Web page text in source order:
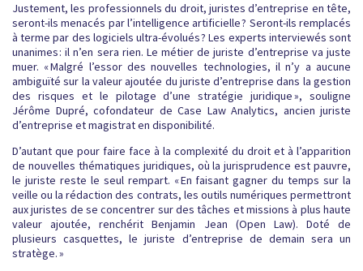
Justement, les professionnels du droit, juristes d’entreprise en tête,
seront-ils menacés par l’intelligence artificielle ? Seront-ils remplacés
à terme par des logiciels ultra-évolués ? Les experts interviewés sont
unanimes : il n’en sera rien. Le métier de juriste d’entreprise va juste
muer. « Malgré l’essor des nouvelles technologies, il n’y a aucune
ambiguïté sur la valeur ajoutée du juriste d’entreprise dans la gestion
des risques et le pilotage d’une stratégie juridique », souligne
Jérôme Dupré, cofondateur de Case Law Analytics, ancien juriste
d’entreprise et magistrat en disponibilité.
D’autant que pour faire face à la complexité du droit et à l’apparition
de nouvelles thématiques juridiques, où la jurisprudence est pauvre,
le juriste reste le seul rempart. « En faisant gagner du temps sur la
veille ou la rédaction des contrats, les outils numériques permettront
aux juristes de se concentrer sur des tâches et missions à plus haute
valeur ajoutée, renchérit Benjamin Jean (Open Law). Doté de
plusieurs casquettes, le juriste d’entreprise de demain sera un
stratège. »